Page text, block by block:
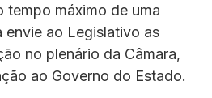
tempo máximo de uma
envie ao Legislativo as
no plenário da Câmara,
ao Governo do Estado.